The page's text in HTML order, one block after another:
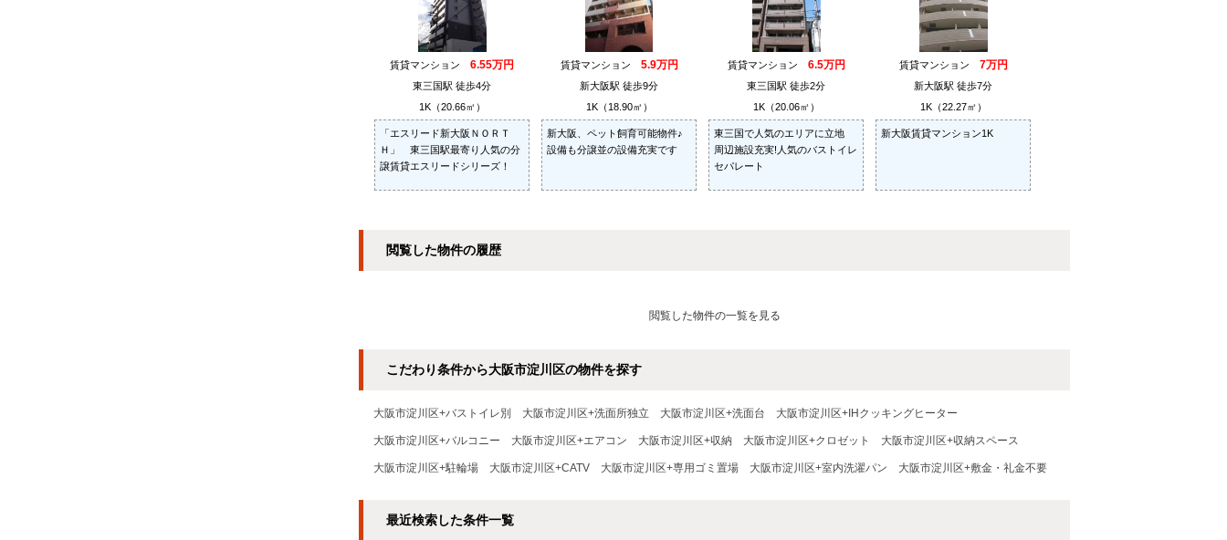
賃貸マンション 6.55万円
東三国駅 徒歩4分
1K（20.66㎡）
「エスリード新大阪ＮＯＲＴ
Ｈ」 東三国駅最寄り人気の分
譲賃貸エスリードシリーズ！
賃貸マンション 5.9万円
新大阪駅 徒歩9分
1K（18.90㎡）
新大阪、ペット飼育可能物件♪
設備も分譲並の設備充実です
賃貸マンション 6.5万円
東三国駅 徒歩2分
1K（20.06㎡）
東三国で人気のエリアに立地
周辺施設充実!人気のバストイレ
セパレート
賃貸マンション 7万円
新大阪駅 徒歩7分
1K（22.27㎡）
新大阪賃貸マンション1K
閲覧した物件の履歴
閲覧した物件の一覧を見る
こだわり条件から大阪市淀川区の物件を探す
大阪市淀川区+バストイレ別 大阪市淀川区+洗面所独立 大阪市淀川区+洗面台 大阪市淀川区+IHクッキングヒーター
大阪市淀川区+バルコニー 大阪市淀川区+エアコン 大阪市淀川区+収納 大阪市淀川区+クロゼット 大阪市淀川区+収納スペース
大阪市淀川区+駐輪場 大阪市淀川区+CATV 大阪市淀川区+専用ゴミ置場 大阪市淀川区+室内洗濯パン 大阪市淀川区+敷金・礼金不要
最近検索した条件一覧